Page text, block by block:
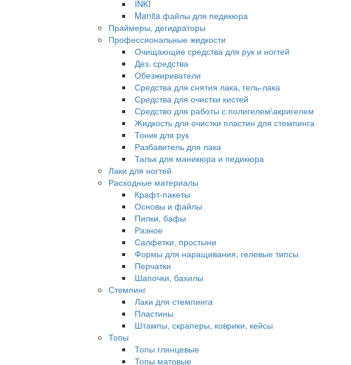
INKI
Manita файлы для педикюра
Праймеры, дегидраторы
Профессиональные жидкости
Очищающие средства для рук и ногтей
Дез. средства
Обезжириватели
Средства для снятия лака, гель-лака
Средства для очистки кистей
Средство для работы с полигелем\акригелем
Жидкость для очистки пластин для стемпинга
Тоник для рук
Разбавитель для лака
Тальк для маникюра и педикюра
Лаки для ногтей
Расходные материалы
Крафт-пакеты
Основы и файлы
Пилки, бафы
Разное
Салфетки, простыни
Формы для наращивания, гелевые типсы
Перчатки
Шапочки, бахилы
Стемпинг
Лаки для стемпинга
Пластины
Штампы, скраперы, коврики, кейсы
Топы
Топы глянцевые
Топы матовые